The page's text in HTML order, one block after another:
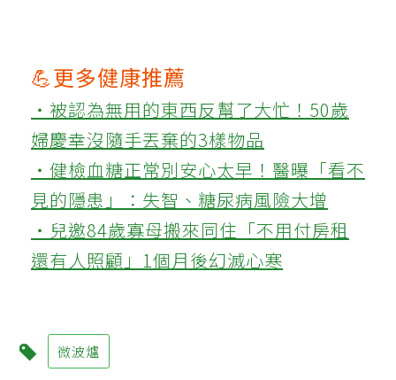
💪更多健康推薦
‧被認為無用的東西反幫了大忙！50歲
婦慶幸沒隨手丟棄的3樣物品
‧健檢血糖正常別安心太早！醫曝「看不
見的隱患」：失智、糖尿病風險大增
‧兒邀84歲寡母搬來同住「不用付房租
還有人照顧」1個月後幻滅心寒
微波爐